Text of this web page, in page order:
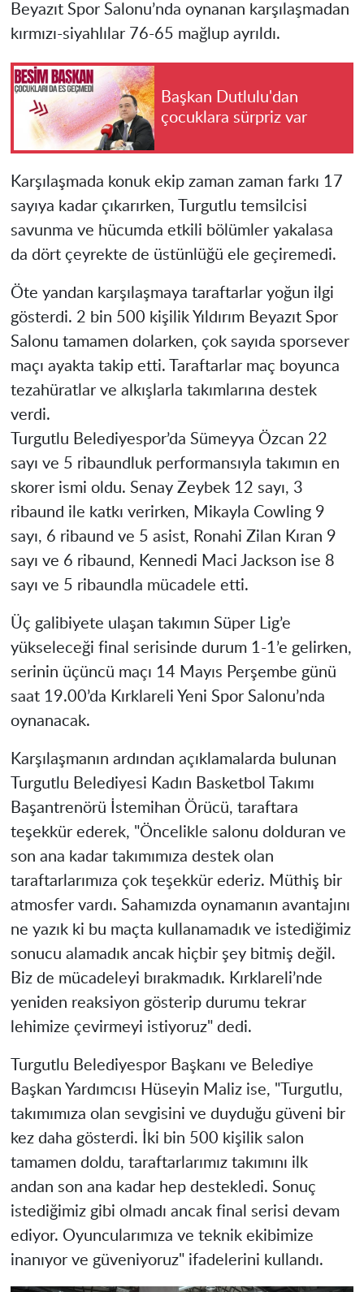
Beyazıt Spor Salonu’nda oynanan karşılaşmadan
kırmızı-siyahlılar 76-65 mağlup ayrıldı.
Başkan Dutlulu'dan
çocuklara sürpriz var
Karşılaşmada konuk ekip zaman zaman farkı 17
sayıya kadar çıkarırken, Turgutlu temsilcisi
savunma ve hücumda etkili bölümler yakalasa
da dört çeyrekte de üstünlüğü ele geçiremedi.
Öte yandan karşılaşmaya taraftarlar yoğun ilgi
gösterdi. 2 bin 500 kişilik Yıldırım Beyazıt Spor
Salonu tamamen dolarken, çok sayıda sporsever
maçı ayakta takip etti. Taraftarlar maç boyunca
tezahüratlar ve alkışlarla takımlarına destek
verdi.
Turgutlu Belediyespor’da Sümeyya Özcan 22
sayı ve 5 ribaundluk performansıyla takımın en
skorer ismi oldu. Senay Zeybek 12 sayı, 3
ribaund ile katkı verirken, Mikayla Cowling 9
sayı, 6 ribaund ve 5 asist, Ronahi Zilan Kıran 9
sayı ve 6 ribaund, Kennedi Maci Jackson ise 8
sayı ve 5 ribaundla mücadele etti.
Üç galibiyete ulaşan takımın Süper Lig’e
yükseleceği final serisinde durum 1-1’e gelirken,
serinin üçüncü maçı 14 Mayıs Perşembe günü
saat 19.00’da Kırklareli Yeni Spor Salonu’nda
oynanacak.
Karşılaşmanın ardından açıklamalarda bulunan
Turgutlu Belediyesi Kadın Basketbol Takımı
Başantrenörü İstemihan Örücü, taraftara
teşekkür ederek, "Öncelikle salonu dolduran ve
son ana kadar takımımıza destek olan
taraftarlarımıza çok teşekkür ederiz. Müthiş bir
atmosfer vardı. Sahamızda oynamanın avantajını
ne yazık ki bu maçta kullanamadık ve istediğimiz
sonucu alamadık ancak hiçbir şey bitmiş değil.
Biz de mücadeleyi bırakmadık. Kırklareli’nde
yeniden reaksiyon gösterip durumu tekrar
lehimize çevirmeyi istiyoruz" dedi.
Turgutlu Belediyespor Başkanı ve Belediye
Başkan Yardımcısı Hüseyin Maliz ise, "Turgutlu,
takımımıza olan sevgisini ve duyduğu güveni bir
kez daha gösterdi. İki bin 500 kişilik salon
tamamen doldu, taraftarlarımız takımını ilk
andan son ana kadar hep destekledi. Sonuç
istediğimiz gibi olmadı ancak final serisi devam
ediyor. Oyuncularımıza ve teknik ekibimize
inanıyor ve güveniyoruz" ifadelerini kullandı.